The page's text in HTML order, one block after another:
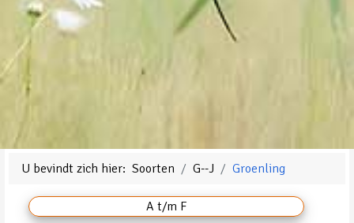
U bevindt zich hier:Soorten G--J Groenling
A t/m F